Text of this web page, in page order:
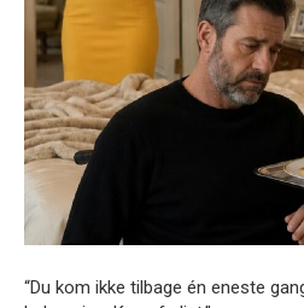
“Du kom ikke tilbage én eneste